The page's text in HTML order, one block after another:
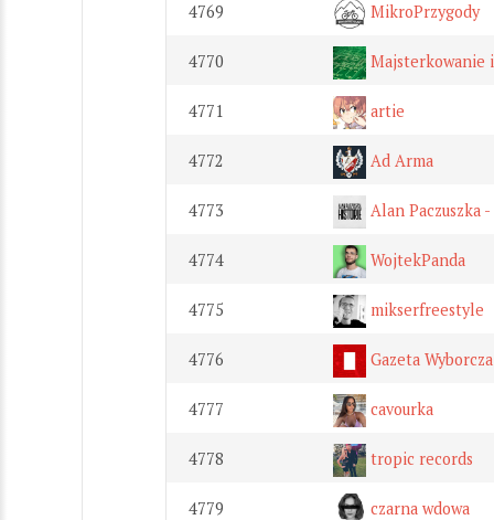
4769 MikroPrzygody
4770 Majsterkowanie
4771 artie
4772 Ad Arma
4773 Alan Paczuszka
4774 WojtekPanda
4775 mikserfreestyle
4776 Gazeta Wyborcza
4777 cavourka
4778 tropic records
4779 czarna wdowa